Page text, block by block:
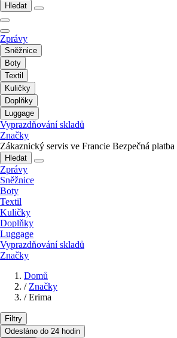
Hledat
Zprávy
Sněžnice
Boty
Textil
Kuličky
Doplňky
Luggage
Vyprazdňování skladů
Značky
Zákaznický servis ve Francie Bezpečná platba
Hledat
Zprávy
Sněžnice
Boty
Textil
Kuličky
Doplňky
Luggage
Vyprazdňování skladů
Značky
Domů
/ Značky
/ Erima
Filtry
Odesláno do 24 hodin